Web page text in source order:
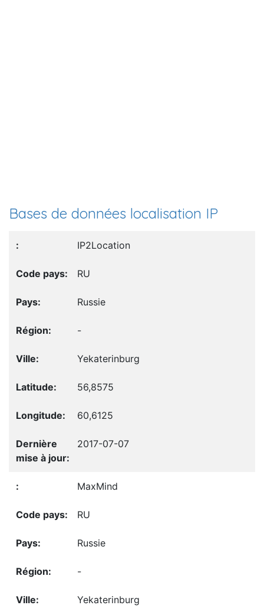
Bases de données localisation IP
IP2Location
RU
Russie
-
Yekaterinburg
56,8575
60,6125
2017-07-07
MaxMind
RU
Russie
-
Yekaterinburg